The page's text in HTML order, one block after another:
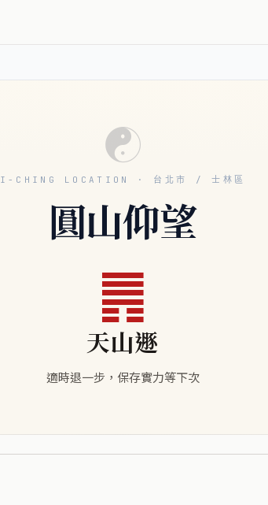
☯
I-CHING LOCATION · 台北市 / 士林區
圓山仰望
䷠
天山遯
適時退一步，保存實力等下次